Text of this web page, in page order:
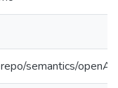
semantics/